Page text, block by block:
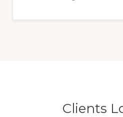
Clients